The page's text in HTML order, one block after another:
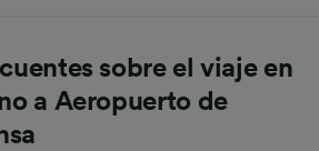
sobre el viaje en
a Aeropuerto de